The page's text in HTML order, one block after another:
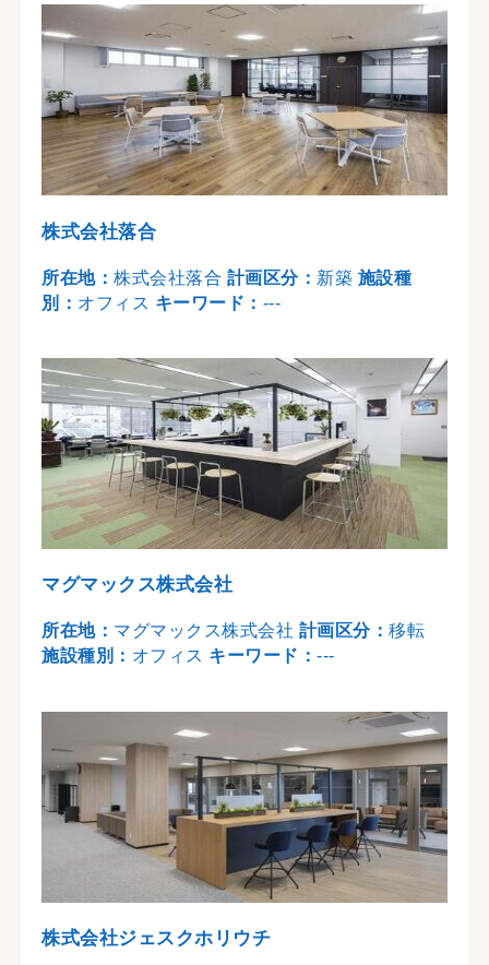
株式会社落合
所在地：株式会社落合 計画区分： 新築 施設種
別： オフィス キーワード： ---
マグマックス株式会社
所在地： マグマックス株式会社 計画区分：移転
施設種別： オフィス キーワード：---
株式会社ジェスクホリウチ